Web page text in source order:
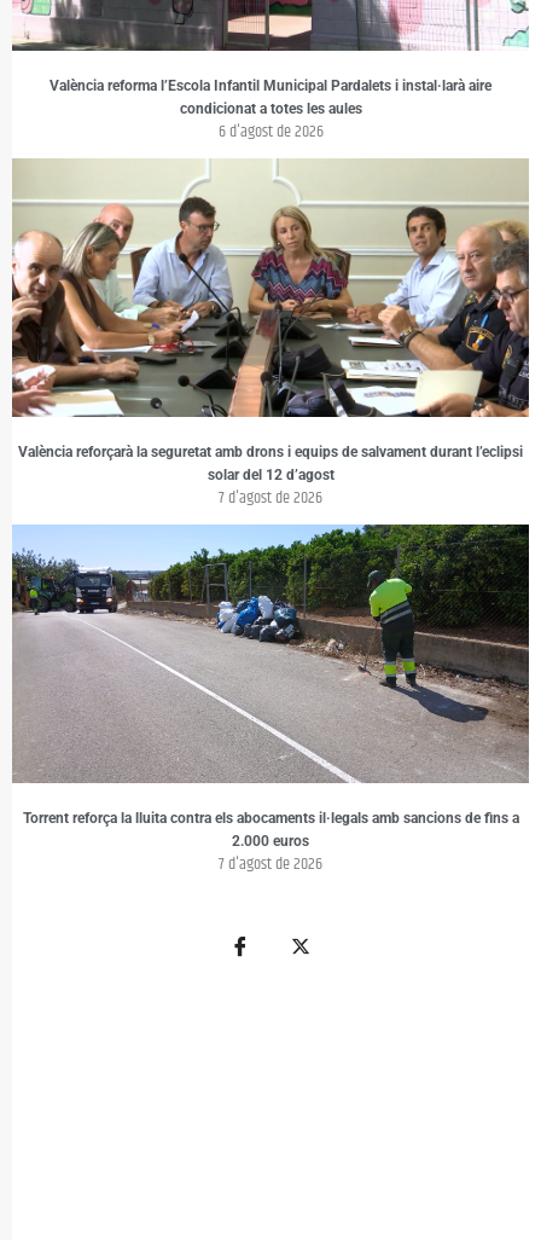
València reforma l’Escola Infantil Municipal Pardalets i instal·larà aire
condicionat a totes les aules
6 d'agost de 2026
València reforçarà la seguretat amb drons i equips de salvament durant l’eclipsi
solar del 12 d’agost
7 d'agost de 2026
Torrent reforça la lluita contra els abocaments il·legals amb sancions de fins a
2.000 euros
7 d'agost de 2026